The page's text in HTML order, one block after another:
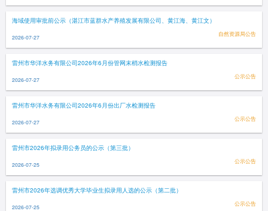
海域使用审批前公示（湛江市蓝群水产养殖发展有限公司、黄江海、黄江文）
2026-07-27 自然资源局公告
雷州市华洋水务有限公司2026年6月份管网末梢水检测报告
2026-07-27 公示公告
雷州市华洋水务有限公司2026年6月份出厂水检测报告
2026-07-27 公示公告
雷州市2026年拟录用公务员的公示（第三批）
2026-07-25 公示公告
雷州市2026年选调优秀大学毕业生拟录用人选的公示（第二批）
2026-07-25 公示公告